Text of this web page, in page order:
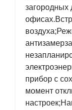
загородных
прибор с
момент